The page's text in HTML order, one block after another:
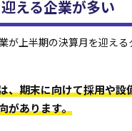
える企業が多い
が上半期の決算月を迎える
、期末に向けて採用や設
があります。